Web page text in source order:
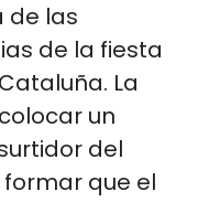
de las
de la fiesta
La
un
del
que el